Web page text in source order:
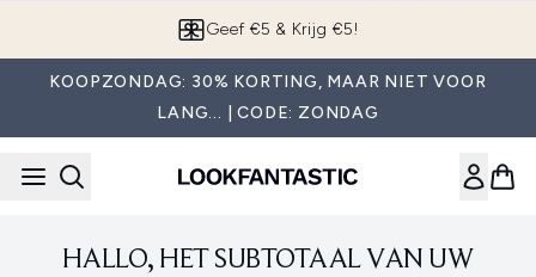
Geef €5 & Krijg €5!
KOOPZONDAG: 30% KORTING, MAAR NIET VOOR
LANG... | CODE: ZONDAG
HALLO, HET SUBTOTAAL VAN UW